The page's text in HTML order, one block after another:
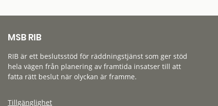
MSB RIB
RIB är ett beslutsstöd för räddningstjänst som ger stöd
hela vägen från planering av framtida insatser till att
fatta rätt beslut när olyckan är framme.
Tillgänglighet